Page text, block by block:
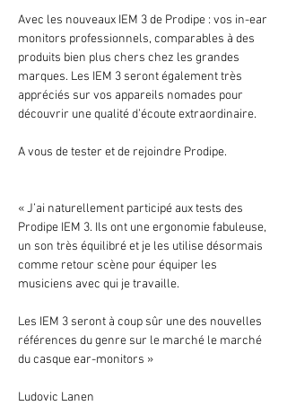
Avec les nouveaux IEM 3 de Prodipe : vos in-ear
monitors professionnels, comparables à des
produits bien plus chers chez les grandes
marques. Les IEM 3 seront également très
appréciés sur vos appareils nomades pour
découvrir une qualité d’écoute extraordinaire.
A vous de tester et de rejoindre Prodipe.
« J’ai naturellement participé aux tests des
Prodipe IEM 3. Ils ont une ergonomie fabuleuse,
un son très équilibré et je les utilise désormais
comme retour scène pour équiper les
musiciens avec qui je travaille.
Les IEM 3 seront à coup sûr une des nouvelles
références du genre sur le marché le marché
du casque ear-monitors »
Ludovic Lanen